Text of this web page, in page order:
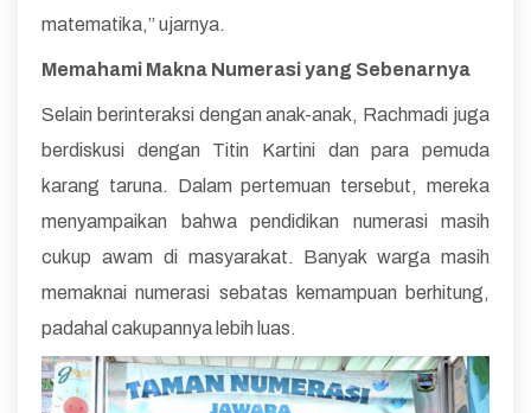
matematika,” ujarnya.
Memahami Makna Numerasi yang Sebenarnya
Selain berinteraksi dengan anak-anak, Rachmadi juga
berdiskusi dengan Titin Kartini dan para pemuda
karang taruna. Dalam pertemuan tersebut, mereka
menyampaikan bahwa pendidikan numerasi masih
cukup awam di masyarakat. Banyak warga masih
memaknai numerasi sebatas kemampuan berhitung,
padahal cakupannya lebih luas.